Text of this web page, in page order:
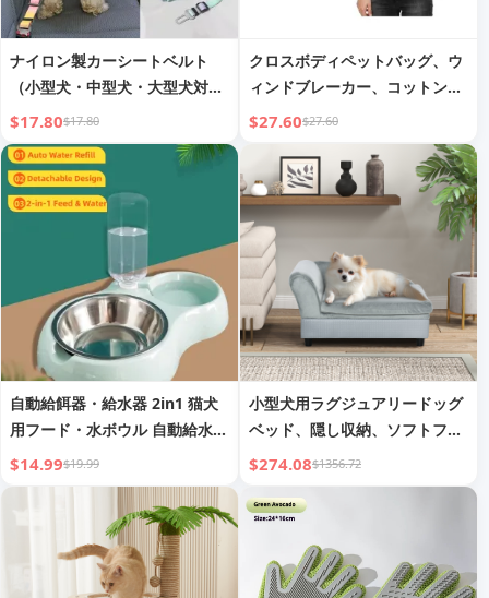
ナイロン製カーシートベルト
（小型犬・中型犬・大型犬対
応、調節可能）
$17.80$17.80
クロスボディペットバッグ、ウ
ィンドブレーカー、コットン、
軽量アウトドア猫用バッグ、ナ
イロン犬用バッグ、ペットポー
$27.60$27.60
自動給餌器・給水器 2in1 猫犬
用フード・水ボウル 自動給水
ペット用品卸売
$14.99$19.99
小型犬用ラグジュアリードッグ
ベッド、隠し収納、ソフトフォ
ームソファ、モダンペット家
具、グレー
$274.08$1356.72